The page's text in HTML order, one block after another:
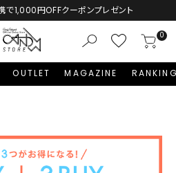
1,000円OFFクーポンプレゼント
0
OUTLET MAGAZINE